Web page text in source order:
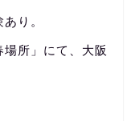
り。
場所」にて、大阪